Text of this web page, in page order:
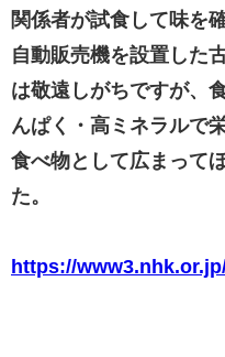
関係者が試食して味を
自動販売機を設置した
は敬遠しがちですが、
んぱく・高ミネラルで
食べ物として広まって
た。
https://